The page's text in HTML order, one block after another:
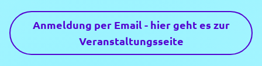
Anmeldung per Email - hier geht es zur
Veranstaltungsseite